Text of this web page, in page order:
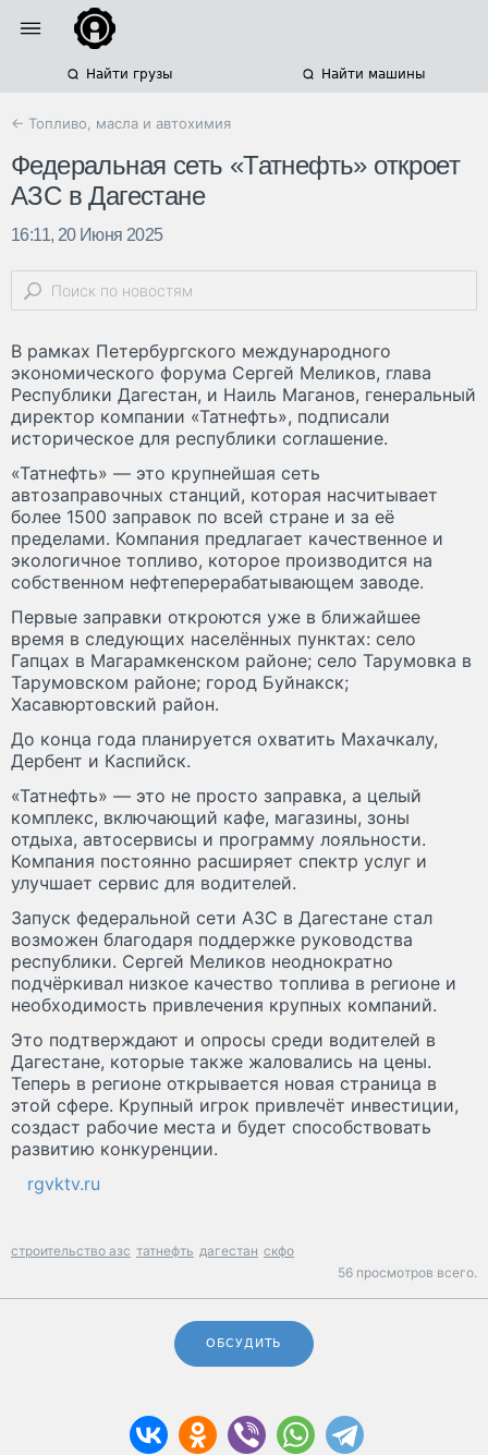
Найти грузы Найти машины
← Топливо, масла и автохимия
Федеральная сеть «Татнефть» откроет
АЗС в Дагестане
16:11, 20 Июня 2025
В рамках Петербургского международного
экономического форума Сергей Меликов, глава
Республики Дагестан, и Наиль Маганов, генеральный
директор компании «Татнефть», подписали
историческое для республики соглашение.
«Татнефть» — это крупнейшая сеть
автозаправочных станций, которая насчитывает
более 1500 заправок по всей стране и за её
пределами. Компания предлагает качественное и
экологичное топливо, которое производится на
собственном нефтеперерабатывающем заводе.
Первые заправки откроются уже в ближайшее
время в следующих населённых пунктах: село
Гапцах в Магарамкенском районе; село Тарумовка в
Тарумовском районе; город Буйнакск;
Хасавюртовский район.
До конца года планируется охватить Махачкалу,
Дербент и Каспийск.
«Татнефть» — это не просто заправка, а целый
комплекс, включающий кафе, магазины, зоны
отдыха, автосервисы и программу лояльности.
Компания постоянно расширяет спектр услуг и
улучшает сервис для водителей.
Запуск федеральной сети АЗС в Дагестане стал
возможен благодаря поддержке руководства
республики. Сергей Меликов неоднократно
подчёркивал низкое качество топлива в регионе и
необходимость привлечения крупных компаний.
Это подтверждают и опросы среди водителей в
Дагестане, которые также жаловались на цены.
Теперь в регионе открывается новая страница в
этой сфере. Крупный игрок привлечёт инвестиции,
создаст рабочие места и будет способствовать
развитию конкуренции.
rgvktv.ru
строительство азс татнефть дагестан скфо
56 просмотров всего.
ОБСУДИТЬ